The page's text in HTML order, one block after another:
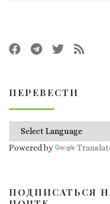
ПЕРЕВЕСТИ
Powered by
ПОДПИСАТЬСЯ